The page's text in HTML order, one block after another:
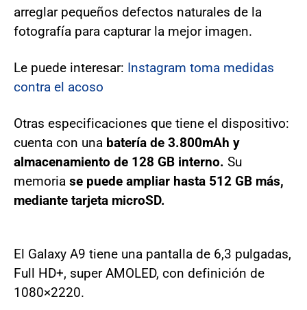
arreglar pequeños defectos naturales de la
fotografía para capturar la mejor imagen.
Le puede interesar: Instagram toma medidas
contra el acoso
Otras especificaciones que tiene el dispositivo:
cuenta con una batería de 3.800mAh y
almacenamiento de 128 GB interno. Su
memoria se puede ampliar hasta 512 GB más,
mediante tarjeta microSD.
El Galaxy A9 tiene una pantalla de 6,3 pulgadas,
Full HD+, super AMOLED, con definición de
1080×2220.